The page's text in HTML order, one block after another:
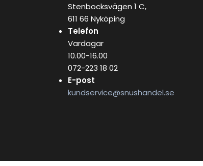
Stenbocksvägen 1 C,
611 66 Nyköping
Telefon
Vardagar
10.00-16.00
072-223 18 02
E-post
kundservice@snushandel.se